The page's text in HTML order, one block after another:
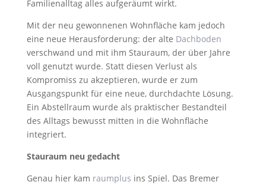
Familienalltag alles aufgeräumt wirkt.
Mit der neu gewonnenen Wohnfläche kam jedoch
eine neue Herausforderung: der alte Dachboden
verschwand und mit ihm Stauraum, der über Jahre
voll genutzt wurde. Statt diesen Verlust als
Kompromiss zu akzeptieren, wurde er zum
Ausgangspunkt für eine neue, durchdachte Lösung.
Ein Abstellraum wurde als praktischer Bestandteil
des Alltags bewusst mitten in die Wohnfläche
integriert.
Stauraum neu gedacht
Genau hier kam raumplus ins Spiel. Das Bremer